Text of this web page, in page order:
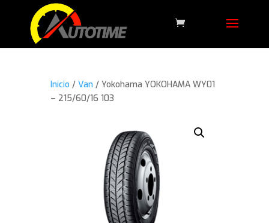
Inicio /Van / Yokohama YOKOHAMA WY01
– 215/60/16 103